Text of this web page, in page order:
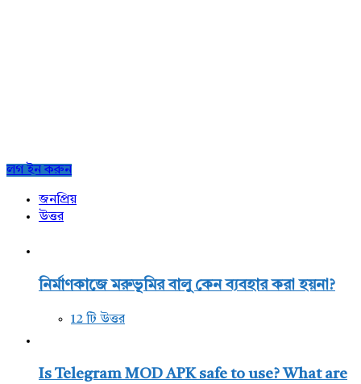
Sidebar
লগ ইন করুন
জনপ্রিয়
উত্তর
নির্মাণকাজে মরুভূমির বালু কেন ব্যবহার করা হয়না?
12 টি উত্তর
Is Telegram MOD APK safe to use? What are